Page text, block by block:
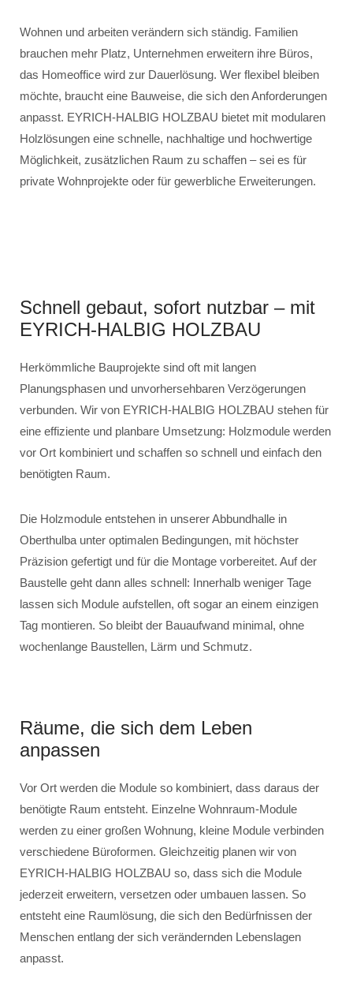
Wohnen und arbeiten verändern sich ständig. Familien
brauchen mehr Platz, Unternehmen erweitern ihre Büros,
das Homeoffice wird zur Dauerlösung. Wer flexibel bleiben
möchte, braucht eine Bauweise, die sich den Anforderungen
anpasst. EYRICH-HALBIG HOLZBAU bietet mit modularen
Holzlösungen eine schnelle, nachhaltige und hochwertige
Möglichkeit, zusätzlichen Raum zu schaffen – sei es für
private Wohnprojekte oder für gewerbliche Erweiterungen.
Schnell gebaut, sofort nutzbar – mit
EYRICH-HALBIG HOLZBAU
Herkömmliche Bauprojekte sind oft mit langen
Planungsphasen und unvorhersehbaren Verzögerungen
verbunden. Wir von EYRICH-HALBIG HOLZBAU stehen für
eine effiziente und planbare Umsetzung: Holzmodule werden
vor Ort kombiniert und schaffen so schnell und einfach den
benötigten Raum.
Die Holzmodule entstehen in unserer Abbundhalle in
Oberthulba unter optimalen Bedingungen, mit höchster
Präzision gefertigt und für die Montage vorbereitet. Auf der
Baustelle geht dann alles schnell: Innerhalb weniger Tage
lassen sich Module aufstellen, oft sogar an einem einzigen
Tag montieren. So bleibt der Bauaufwand minimal, ohne
wochenlange Baustellen, Lärm und Schmutz.
Räume, die sich dem Leben
anpassen
Vor Ort werden die Module so kombiniert, dass daraus der
benötigte Raum entsteht. Einzelne Wohnraum-Module
werden zu einer großen Wohnung, kleine Module verbinden
verschiedene Büroformen. Gleichzeitig planen wir von
EYRICH-HALBIG HOLZBAU so, dass sich die Module
jederzeit erweitern, versetzen oder umbauen lassen. So
entsteht eine Raumlösung, die sich den Bedürfnissen der
Menschen entlang der sich verändernden Lebenslagen
anpasst.